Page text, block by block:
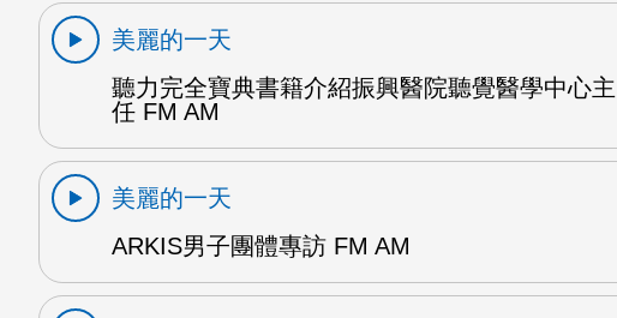
美麗的一天
聽力完全寶典書籍介紹振興醫院聽覺醫學中心主
任 FM AM
美麗的一天
ARKIS男子團體專訪 FM AM